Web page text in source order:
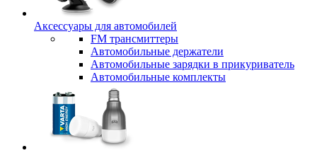
Аксессуары для автомобилей
FM трансмиттеры
Автомобильные держатели
Автомобильные зарядки в прикуриватель
Автомобильные комплекты